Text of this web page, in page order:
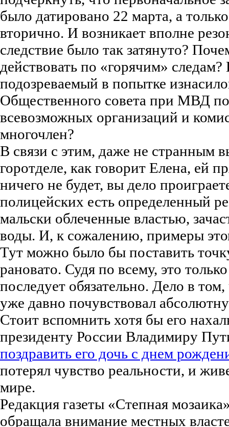
было датировано 22 марта, а
вторично. И возникает вполне
следствие было так затянуто?
действовать по «горячим»
подозреваемый в попытке
Общественного совета при МВД
всевозможных организаций и
многочлен?
В связи с этим, даже не странным
горотделе, как говорит Елена, ей
ничего не будет, вы дело
полицейских есть определенный
мальски облеченные властью,
воды. И, к сожалению, примеры
Тут можно было бы поставить
рановато. Судя по всему, это
последует обязательно. Дело в
уже давно почувствовал
Стоит вспомнить хотя бы его
президенту России Владимиру
поздравить его дочь с днем
потерял чувство реальности, и
мире.
Редакция газеты «Степная
обращала внимание местных